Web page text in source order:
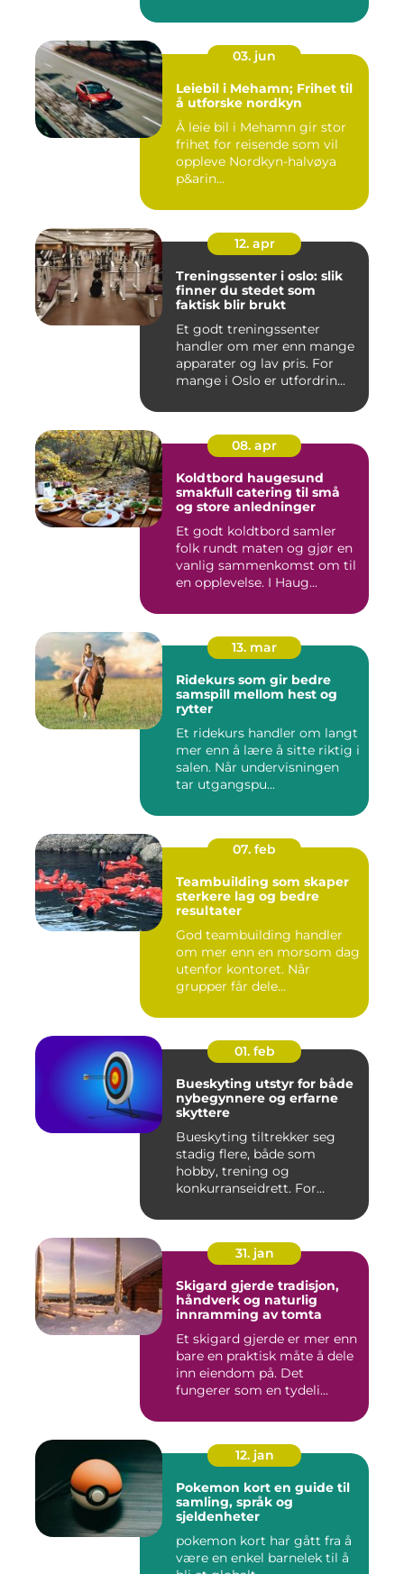
03. jun
Leiebil i Mehamn; Frihet til
å utforske nordkyn
Å leie bil i Mehamn gir stor
frihet for reisende som vil
oppleve Nordkyn-halvøya
p&arin...
12. apr
Treningssenter i oslo: slik
finner du stedet som
faktisk blir brukt
Et godt treningssenter
handler om mer enn mange
apparater og lav pris. For
mange i Oslo er utfordrin...
08. apr
Koldtbord haugesund
smakfull catering til små
og store anledninger
Et godt koldtbord samler
folk rundt maten og gjør en
vanlig sammenkomst om til
en opplevelse. I Haug...
13. mar
Ridekurs som gir bedre
samspill mellom hest og
rytter
Et ridekurs handler om langt
mer enn å lære å sitte riktig i
salen. Når undervisningen
tar utgangspu...
07. feb
Teambuilding som skaper
sterkere lag og bedre
resultater
God teambuilding handler
om mer enn en morsom dag
utenfor kontoret. Når
grupper får dele
01. feb
Bueskyting utstyr for både
nybegynnere og erfarne
skyttere
Bueskyting tiltrekker seg
stadig flere, både som
hobby, trening og
konkurranseidrett. For
31. jan
Skigard gjerde tradisjon,
håndverk og naturlig
innramming av tomta
Et skigard gjerde er mer enn
bare en praktisk måte å dele
inn eiendom på. Det
fungerer som en tydeli...
12. jan
Pokemon kort en guide til
samling, språk og
sjeldenheter
pokemon kort har gått fra å
være en enkel barnelek til å